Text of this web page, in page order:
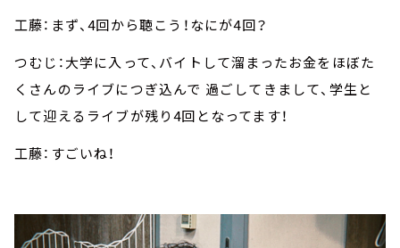
工藤：まず、4回から聴こう！なにが4回？
つむじ：大学に入って、バイトして溜まったお金をほぼた
くさんのライブにつぎ込んで 過ごしてきまして、学生と
して迎えるライブが残り4回となってます！
工藤：すごいね！